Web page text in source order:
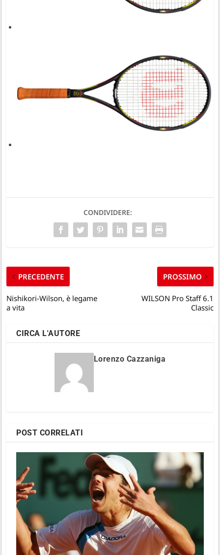
CONDIVIDERE:
PRECEDENTE
Nishikori-Wilson, è legame
a vita
PROSSIMO
WILSON Pro Staff 6.1
Classic
CIRCA L'AUTORE
Lorenzo Cazzaniga
POST CORRELATI